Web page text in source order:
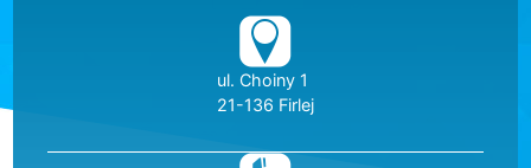
Dane
ul. Choiny 1
21-136 Firlej